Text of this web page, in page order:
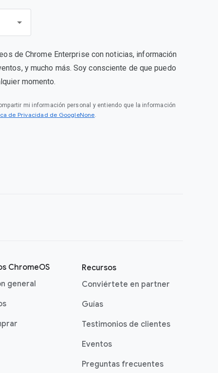
de Chrome Enterprise con noticias, información
y mucho más. Soy consciente de que puedo
momento.
mi información personal y entiendo que la información
de Privacidad de GoogleNone.
ChromeOS
general
Recursos
Conviértete en partner
Guías
Testimonios de clientes
Eventos
Preguntas frecuentes